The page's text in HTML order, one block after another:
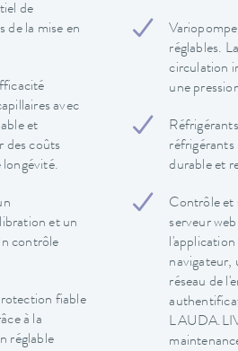
de
de la mise en
avec
et
des coûts
longévité.
et un
contrôle
fiable
à la
réglable
réglables.
circulation
une
réfrigérants
durable et
Contrôle et
serveur
navigateur,
réseau de